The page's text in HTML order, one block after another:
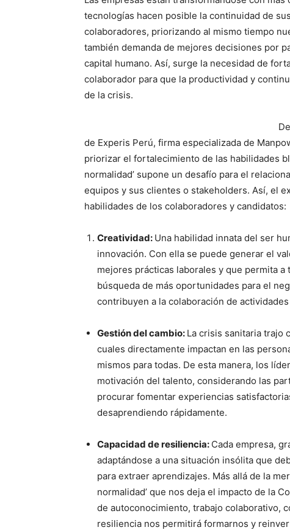
tecnologías hacen posible la continuidad de
colaboradores, priorizando al mismo tiempo
también demanda de mejores decisiones por
capital humano. Así, surge la necesidad de
colaborador para que la productividad y
de la crisis.
de Experis Perú, firma especializada de
priorizar el fortalecimiento de las habilidades
normalidad’ supone un desafío para el
equipos y sus clientes o stakeholders. Así, el
habilidades de los colaboradores y candidatos:
Creatividad: Una habilidad innata del ser
innovación. Con ella se puede generar el
mejores prácticas laborales y que permita
búsqueda de más oportunidades para el
contribuyen a la colaboración de
Gestión del cambio: La crisis sanitaria trajo
cuales directamente impactan en las
mismos para todas. De esta manera, los
motivación del talento, considerando las
procurar fomentar experiencias
desaprendiendo rápidamente.
Capacidad de resiliencia: Cada empresa,
adaptándose a una situación insólita que
para extraer aprendizajes. Más allá de la
normalidad’ que nos deja el impacto de la
de autoconocimiento, trabajo colaborativo,
resiliencia nos permitirá formarnos y